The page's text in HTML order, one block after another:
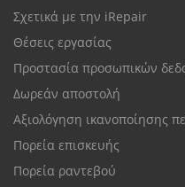
Σχετικά με την iRepair
Θέσεις εργασίας
Προστασία προσωπικών
Δωρεάν αποστολή
Αξιολόγηση ικανοποίησης
Πορεία επισκευής
Πορεία ραντεβού